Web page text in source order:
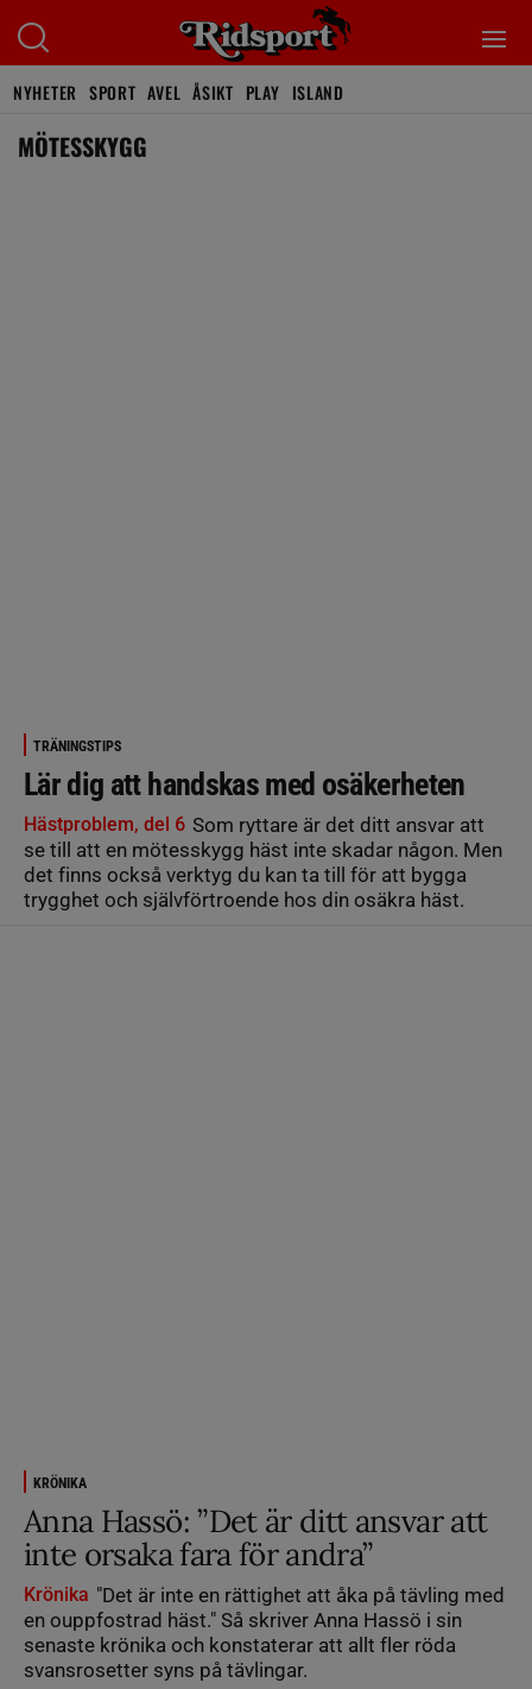
NYHETER SPORT AVEL ÅSIKT PLAY ISLAND
MÖTESSKYGG
TRÄNINGSTIPS
Lär dig att handskas med osäkerheten
Hästproblem, del 6 Som ryttare är det ditt ansvar att
se till att en mötesskygg häst inte skadar någon. Men
det finns också verktyg du kan ta till för att bygga
trygghet och självförtroende hos din osäkra häst.
KRÖNIKA
Anna Hassö: ”Det är ditt ansvar att
inte orsaka fara för andra”
Krönika "Det är inte en rättighet att åka på tävling med
en ouppfostrad häst." Så skriver Anna Hassö i sin
senaste krönika och konstaterar att allt fler röda
svansrosetter syns på tävlingar.